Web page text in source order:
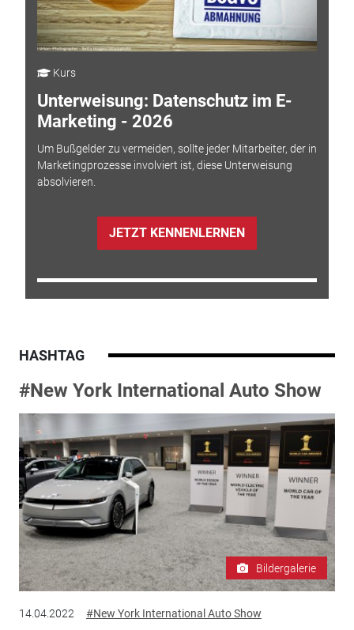
Kurs
Unterweisung: Datenschutz im E-
Marketing - 2026
Um Bußgelder zu vermeiden, sollte jeder Mitarbeiter, der in
Marketingprozesse involviert ist, diese Unterweisung
absolvieren.
JETZT KENNENLERNEN
HASHTAG
#New York International Auto Show
Bildergalerie
14.04.2022 #New York International Auto Show